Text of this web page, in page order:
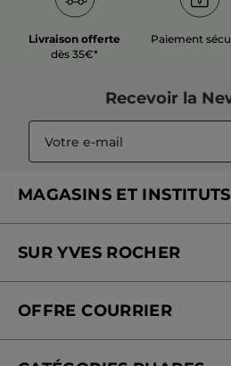
Livraison offerte
dès 35€*
Paiement
Recevoir la
MAGASINS ET INSTITUTS
Soins en institut
SUR YVES ROCHER
Nos engagements
OFFRE COURRIER